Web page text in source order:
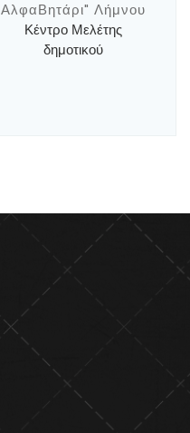
ΑλφαΒητάρι" Λήμνου
Κέντρο Μελέτης
δημοτικού